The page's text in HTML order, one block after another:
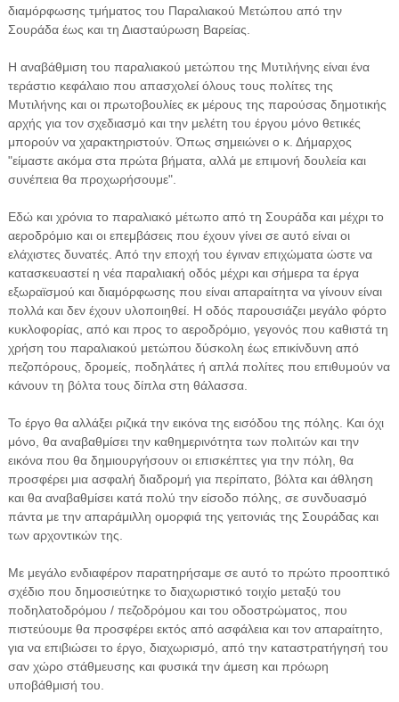
διαμόρφωσης τμήματος του Παραλιακού Μετώπου από την
Σουράδα έως και τη Διασταύρωση Βαρείας.
Η αναβάθμιση του παραλιακού μετώπου της Μυτιλήνης είναι ένα
τεράστιο κεφάλαιο που απασχολεί όλους τους πολίτες της
Μυτιλήνης και οι πρωτοβουλίες εκ μέρους της παρούσας δημοτικής
αρχής για τον σχεδιασμό και την μελέτη του έργου μόνο θετικές
μπορούν να χαρακτηριστούν. Όπως σημειώνει ο κ. Δήμαρχος
"είμαστε ακόμα στα πρώτα βήματα, αλλά με επιμονή δουλεία και
συνέπεια θα προχωρήσουμε".
Εδώ και χρόνια το παραλιακό μέτωπο από τη Σουράδα και μέχρι το
αεροδρόμιο και οι επεμβάσεις που έχουν γίνει σε αυτό είναι οι
ελάχιστες δυνατές. Από την εποχή του έγιναν επιχώματα ώστε να
κατασκευαστεί η νέα παραλιακή οδός μέχρι και σήμερα τα έργα
εξωραϊσμού και διαμόρφωσης που είναι απαραίτητα να γίνουν είναι
πολλά και δεν έχουν υλοποιηθεί. Η οδός παρουσιάζει μεγάλο φόρτο
κυκλοφορίας, από και προς το αεροδρόμιο, γεγονός που καθιστά τη
χρήση του παραλιακού μετώπου δύσκολη έως επικίνδυνη από
πεζοπόρους, δρομείς, ποδηλάτες ή απλά πολίτες που επιθυμούν να
κάνουν τη βόλτα τους δίπλα στη θάλασσα.
Το έργο θα αλλάξει ριζικά την εικόνα της εισόδου της πόλης. Και όχι
μόνο, θα αναβαθμίσει την καθημερινότητα των πολιτών και την
εικόνα που θα δημιουργήσουν οι επισκέπτες για την πόλη, θα
προσφέρει μια ασφαλή διαδρομή για περίπατο, βόλτα και άθληση
και θα αναβαθμίσει κατά πολύ την είσοδο πόλης, σε συνδυασμό
πάντα με την απαράμιλλη ομορφιά της γειτονιάς της Σουράδας και
των αρχοντικών της.
Με μεγάλο ενδιαφέρον παρατηρήσαμε σε αυτό το πρώτο προοπτικό
σχέδιο που δημοσιεύτηκε το διαχωριστικό τοιχίο μεταξύ του
ποδηλατοδρόμου / πεζοδρόμου και του οδοστρώματος, που
πιστεύουμε θα προσφέρει εκτός από ασφάλεια και τον απαραίτητο,
για να επιβιώσει το έργο, διαχωρισμό, από την καταστρατήγησή του
σαν χώρο στάθμευσης και φυσικά την άμεση και πρόωρη
υποβάθμισή του.